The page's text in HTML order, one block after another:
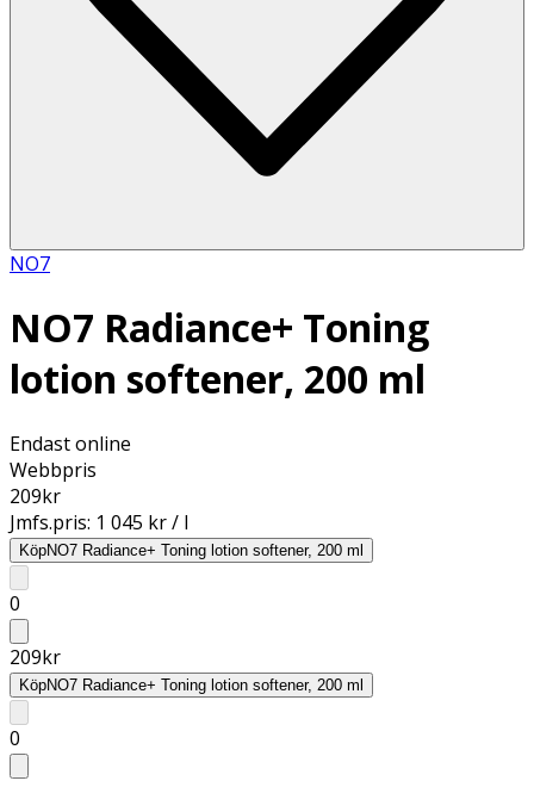
NO7
NO7 Radiance+ Toning
lotion softener, 200 ml
Endast online
Webbpris
209kr
Jmfs.pris: 1 045 kr / l
KöpNO7 Radiance+ Toning lotion softener, 200 ml
0
209kr
KöpNO7 Radiance+ Toning lotion softener, 200 ml
0